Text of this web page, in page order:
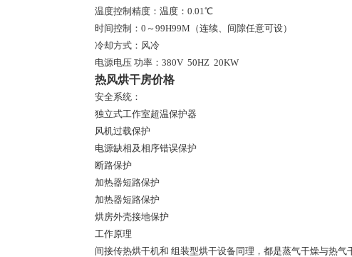
温度控制精度：温度：0.01℃
时间控制：0～99H99M（连续、间隙任意可设）
冷却方式：风冷
电源电压 功率：380V 50HZ 20KW
热风烘干房价格
安全系统：
独立式工作室超温保护器
风机过载保护
电源缺相及相序错误保护
断路保护
加热器短路保护
加热器短路保护
烘房外壳接地保护
工作原理
间接传热烘干机和 组装型烘干设备同理，都是蒸气干燥与热